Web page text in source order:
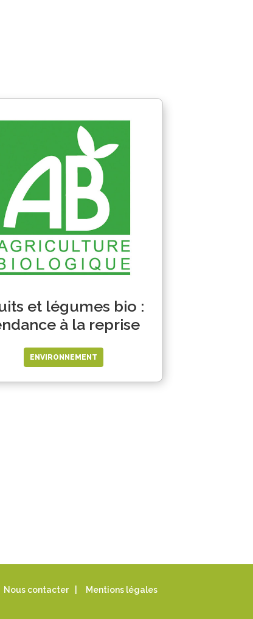
et légumes bio :
à la reprise
ENVIRONNEMENT
Nous contacter Mentions légales